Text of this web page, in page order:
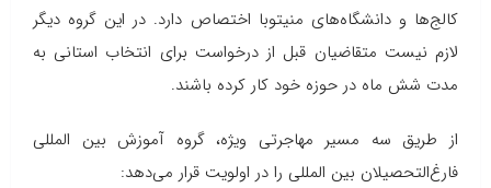
کالج‌ها و دانشگاه‌های منیتوبا اختصاص دارد. در این گروه دیگر
لازم نیست متقاضیان قبل از درخواست برای انتخاب استانی به
مدت شش ماه در حوزه خود کار کرده باشند.
از طریق سه مسیر مهاجرتی ویژه، گروه آموزش بین المللی
فارغ‌التحصیلان بین المللی را در اولویت قرار می‌دهد: